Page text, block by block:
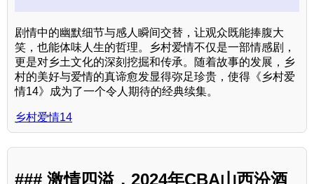
剧情中的幽默细节与感人瞬间交替，让观众既能捧腹大
笑，也能体味人生的哲理。乡村爱情不仅是一部情感剧，
更是对乡土文化的深刻挖掘和传承。随着故事的发展，乡
村的美好与爱情的真谛愈发显得弥足珍贵，使得《乡村爱
情14》成为了一个令人期待的经典续集。
乡村爱情14
### 激情四溢，2024年CBA山西汾酒